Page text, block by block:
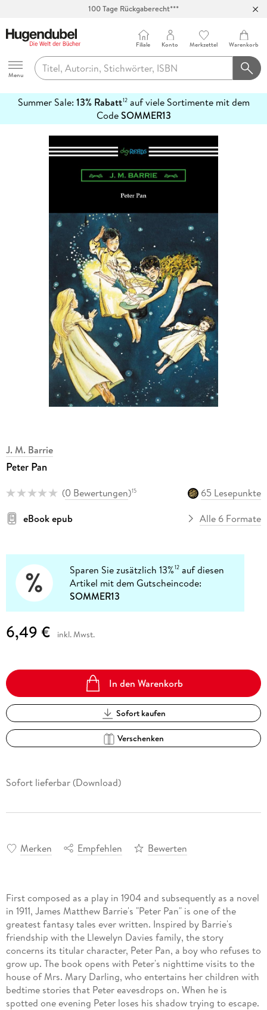
100 Tage Rückgaberecht***
Hugendubel
Menu
Filiale Konto Merkzettel Warenkorb
Summer Sale: 13% Rabatt12auf viele Sortimente mit dem
CodeSOMMER13
erfahren
J. M. Barrie
Peter Pan
(0 Bewertungen)15
65 Lesepunkte
eBook epub
Alle 6 Formate
Sparen Sie zusätzlich 13%12 auf diesen
Artikel mit dem Gutscheincode:
SOMMER13
6,49 € inkl. Mwst.
In den Warenkorb
Sofort kaufen
Verschenken
Sofort lieferbar (Download)
Merken Empfehlen Bewerten
First composed as a play in 1904 and subsequently as a novel
in 1911, James Matthew Barrie's "Peter Pan" is one of the
greatest fantasy tales ever written. Inspired by Barrie's
friendship with the Llewelyn Davies family, the story
concerns its titular character, Peter Pan, a boy who refuses to
grow up. The book opens with Peter's nighttime visits to the
house of Mrs. Mary Darling, who entertains her children with
bedtime stories that Peter eavesdrops on. When he is
spotted one evening Peter loses his shadow trying to escape.